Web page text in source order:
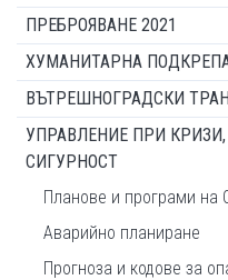
ПРЕБРОЯВАНЕ 2021
ХУМАНИТАРНА
ВЪТРЕШНОГРАДСКИ
УПРАВЛЕНИЕ ПРИ
СИГУРНОСТ
Планове и програми на
Аварийно планиране
Прогноза и кодове за